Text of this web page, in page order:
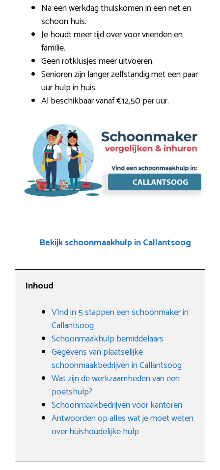
Na een werkdag thuiskomen in een net en
schoon huis.
Je houdt meer tijd over voor vrienden en
familie.
Geen rotklusjes meer uitvoeren.
Senioren zijn langer zelfstandig met een paar
uur hulp in huis.
Al beschikbaar vanaf €12,50 per uur.
Bekijk schoonmaakhulp in Callantsoog
Inhoud
VInd in 5 stappen een schoonmaker in
Callantsoog
Schoonmaakhulp bemiddelaars
Gegevens van plaatselijke
schoonmaakbedrijven in Callantsoog
Wat zijn de werkzaamheden van een
poetshulp?
Schoonmaakbedrijven voor kantoren
Antwoorden op alles wat je moet weten
over huishoudelijke hulp